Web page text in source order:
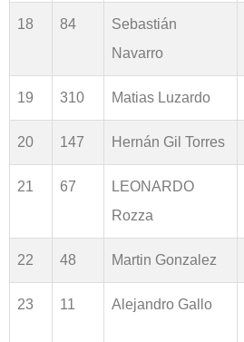
18 84
Sebastián
Navarro
19 310 Matias Luzardo
20 147 Hernán Gil Torres
21 67
LEONARDO
Rozza
22 48 Martin Gonzalez
23 11 Alejandro Gallo